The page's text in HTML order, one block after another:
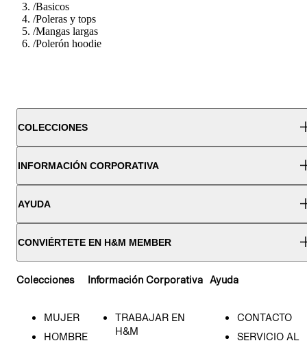
/Basicos
/Poleras y tops
/Mangas largas
/Polerón hoodie
COLECCIONES
INFORMACIÓN CORPORATIVA
AYUDA
CONVIÉRTETE EN H&M MEMBER
Colecciones
MUJER
HOMBRE
Información Corporativa
TRABAJAR EN
H&M
Ayuda
CONTACTO
SERVICIO AL